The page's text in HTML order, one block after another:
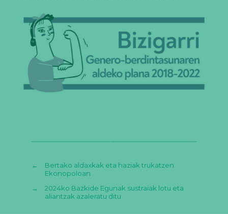
←
Bertako aldaxkak eta haziak trukatzen
Ekonopoloan
→
2024ko Bazkide Egunak sustraiak lotu eta
aliantzak azaleratu ditu